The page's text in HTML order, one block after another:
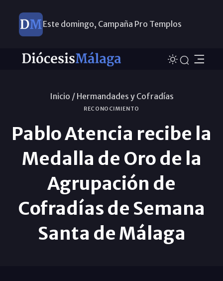
Este domingo, Campaña Pro Templos
Inicio / Hermandades y Cofradías
RECONOCIMIENTO
Pablo Atencia recibe la
Medalla de Oro de la
Agrupación de
Cofradías de Semana
Santa de Málaga